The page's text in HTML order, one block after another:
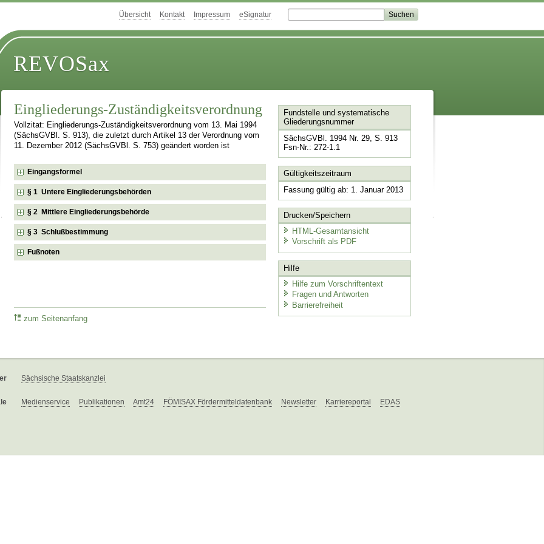
Übersicht Kontakt Impressum eSignatur
REVOSax
Eingliederungs-Zuständigkeitsverordnung
Vollzitat: Eingliederungs-Zuständigkeitsverordnung vom 13. Mai 1994
(SächsGVBl. S. 913), die zuletzt durch Artikel 13 der Verordnung vom
11. Dezember 2012 (SächsGVBl. S. 753) geändert worden ist
Eingangsformel
§ 1 Untere Eingliederungsbehörden
§ 2 Mittlere Eingliederungsbehörde
§ 3 Schlußbestimmung
Fußnoten
zum Seitenanfang
Fundstelle und systematische
Gliederungsnummer
SächsGVBl. 1994 Nr. 29, S. 913
Fsn-Nr.: 272-1.1
Gültigkeitszeitraum
Fassung gültig ab: 1. Januar 2013
Drucken/Speichern
HTML-Gesamtansicht
Vorschrift als PDF
Hilfe
Hilfe zum Vorschriftentext
Fragen und Antworten
Barrierefreiheit
Sächsische Staatskanzlei
Medienservice Publikationen Amt24 FÖMISAX Fördermitteldatenbank Newsletter Karriereportal EDAS